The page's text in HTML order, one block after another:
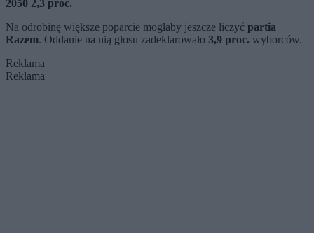
2050 2,3 proc.
Na odrobinę większe poparcie mogłaby jeszcze liczyć partia
Razem. Oddanie na nią głosu zadeklarowało 3,9 proc. wyborców.
Reklama
Reklama